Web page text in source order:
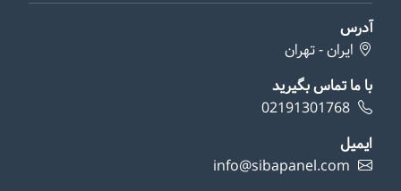
آدرس
ایران - تهران
با ما تماس بگیرید
02191301768
ایمیل
info@sibapanel.com